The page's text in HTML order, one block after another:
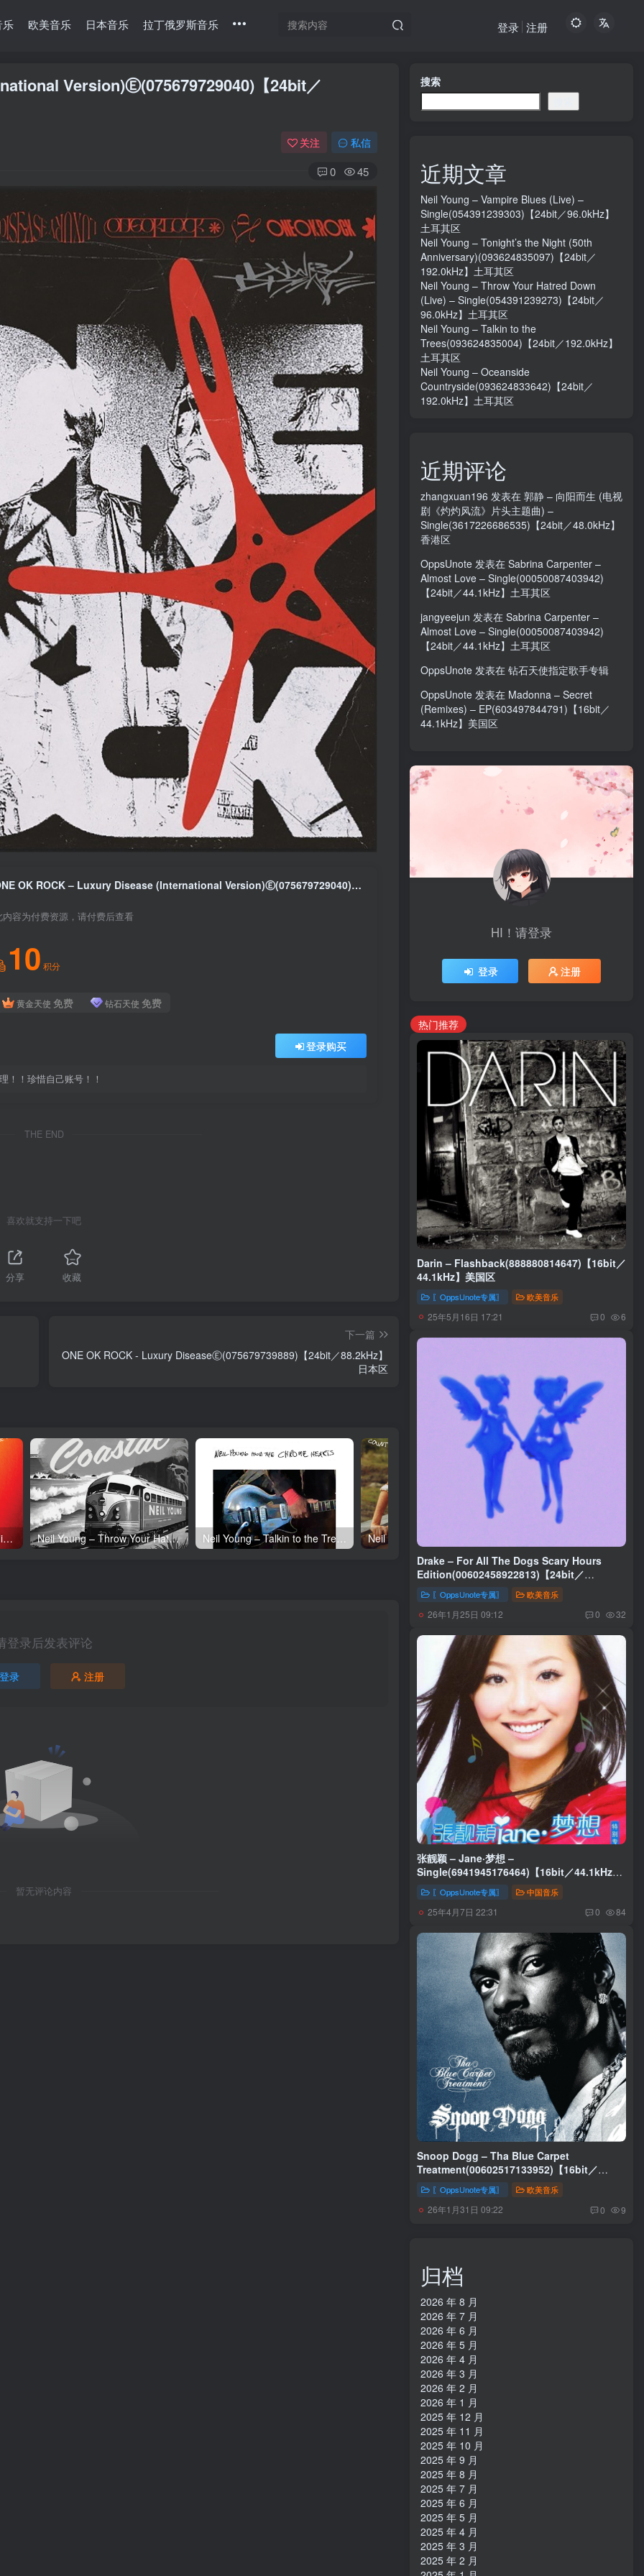
乐 欧美音乐 日本音乐 拉丁俄罗斯音乐 登录 注册
Version)Ⓔ(075679729040)【24bit／
关注 私信
0 45
ONE OK ROCK – Luxury Disease (International Version)Ⓔ(075679729040)【24bit／88.2kHz】日本区
内容为付费资源，请付费后查看
10 积分
黄金天使 免费 钻石天使 免费
登录购买
！！珍惜自己账号！！
THE END
喜欢就支持一下吧
分享 收藏
下一篇
ONE OK ROCK - Luxury DiseaseⒺ(075679739889)【24bit／88.2kHz】
日本区
Neil Young – Tonight’s the Night (50th Anniversary)(093624835097)【24bit／192.0kHz】土耳其区 Neil Young – Throw Your Hatred Down (Live) – Single(054391239273)【24bit／96.0kHz】土耳其区 Neil Young – Talkin to the Trees(093624835004)【24bit／192.0kHz】土耳其区
登录后发表评论
登录 注册
暂无评论内容
搜索
近期文章
Neil Young – Vampire Blues (Live) –
Single(054391239303)【24bit／96.0kHz】
土耳其区
Neil Young – Tonight’s the Night (50th
Anniversary)(093624835097)【24bit／
192.0kHz】土耳其区
Neil Young – Throw Your Hatred Down
(Live) – Single(054391239273)【24bit／
96.0kHz】土耳其区
Neil Young – Talkin to the
Trees(093624835004)【24bit／192.0kHz】
土耳其区
Neil Young – Oceanside
Countryside(093624833642)【24bit／
192.0kHz】土耳其区
近期评论
zhangxuan196 发表在 郭静 – 向阳而生 (电视
剧《灼灼风流》片头主题曲) –
Single(3617226686535)【24bit／48.0kHz】
香港区
OppsUnote 发表在 Sabrina Carpenter –
Almost Love – Single(00050087403942)
【24bit／44.1kHz】土耳其区
jangyeejun 发表在 Sabrina Carpenter –
Almost Love – Single(00050087403942)
【24bit／44.1kHz】土耳其区
OppsUnote 发表在 钻石天使指定歌手专辑
OppsUnote 发表在 Madonna – Secret
(Remixes) – EP(603497844791)【16bit／
44.1kHz】美国区
HI！请登录
登录 注册
热门推荐
Darin – Flashback(888880814647)【16bit／
44.1kHz】美国区
〖OppsUnote专属〗 欧美音乐
25年5月16日 17:21 0 6
Drake – For All The Dogs Scary Hours
Edition(00602458922813)【24bit／
48.0kHz】土耳其区
〖OppsUnote专属〗 欧美音乐
26年1月25日 09:12 0 32
张靓颖 – Jane·梦想 –
Single(6941945176464)【16bit／44.1kHz】
香港区〖OppsUnote专属〗 中国音乐
25年4月7日 22:31 0 84
Snoop Dogg – Tha Blue Carpet
Treatment(00602517133952)【16bit／
44.1kHz】土耳其区
〖OppsUnote专属〗 欧美音乐
26年1月31日 09:22 0 9
归档
2026 年 8 月
2026 年 7 月
2026 年 6 月
2026 年 5 月
2026 年 4 月
2026 年 3 月
2026 年 2 月
2026 年 1 月
2025 年 12 月
2025 年 11 月
2025 年 10 月
2025 年 9 月
2025 年 8 月
2025 年 7 月
2025 年 6 月
2025 年 5 月
2025 年 4 月
2025 年 3 月
2025 年 2 月